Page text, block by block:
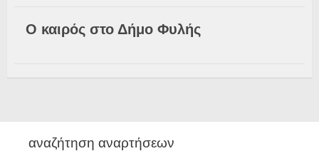
Ο καιρός στο Δήμο Φυλής
αναζήτηση αναρτήσεων